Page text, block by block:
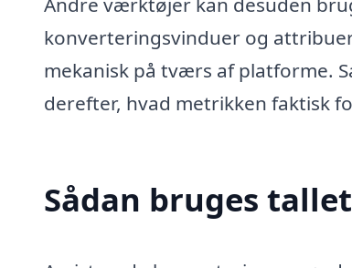
konverteringsvinduer og
mekanisk på tværs af platforme.
derefter, hvad metrikken faktisk
Sådan bruges